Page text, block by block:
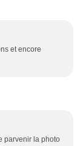
et encore
parvenir la photo